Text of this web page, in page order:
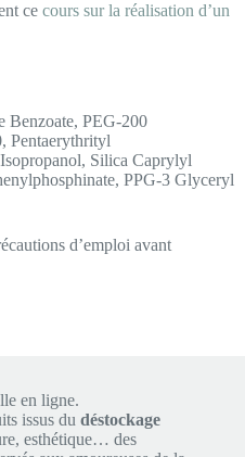
ce cours sur la réalisation d’un
Benzoate, PEG-200
Pentaerythrityl
Silica Caprylyl
PPG-3 Glyceryl
d’emploi avant
en ligne.
issus du déstockage
esthétique… des